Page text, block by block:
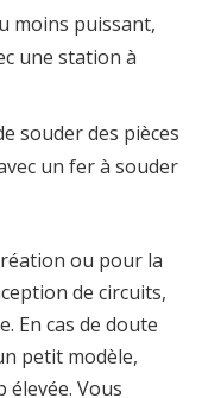
moins puissant,
une station à
souder des pièces
un fer à souder
ou pour la
de circuits,
En cas de doute
petit modèle,
élevée. Vous